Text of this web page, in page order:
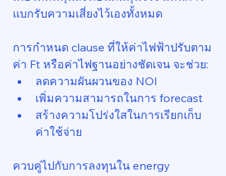
แบกรับความเสี่ยงไว้เองทั้งหมด
การกำหนด clause ที่ให้ค่าไฟฟ้าปรับตาม
ค่า Ft หรือค่าไฟฐานอย่างชัดเจน จะช่วย:
ลดความผันผวนของ NOI
เพิ่มความสามารถในการ forecast
สร้างความโปร่งใสในการเรียกเก็บ
ค่าใช้จ่าย
ควบคู่ไปกับการลงทุนใน energy